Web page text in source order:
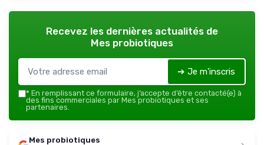
Recevez les dernières actualités de
Mes probiotiques
➔ Je m'inscris
* En remplissant ce formulaire, j’accepte d’être contacté(e) à
des fins commerciales par Mes probiotiques et ses
partenaires.
Mes probiotiques